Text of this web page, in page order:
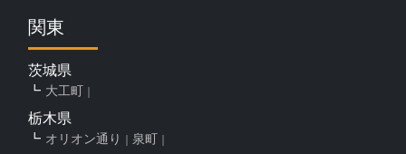
関東
茨城県
大工町
栃木県
オリオン通り 泉町